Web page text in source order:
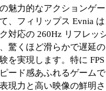
魅力的なアクションゲ
、フィリップス Evnia
対応の 260Hz リフレッ
驚くほど滑らかで遅延
を実現します。特に
ード感あふれるゲーム
現力と高い映像の鮮明